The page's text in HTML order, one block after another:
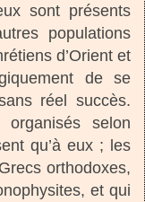
sont présents
populations
d’Orient et
de se
réel succès.
organisés selon
qu’à eux ; les
orthodoxes,
et qui